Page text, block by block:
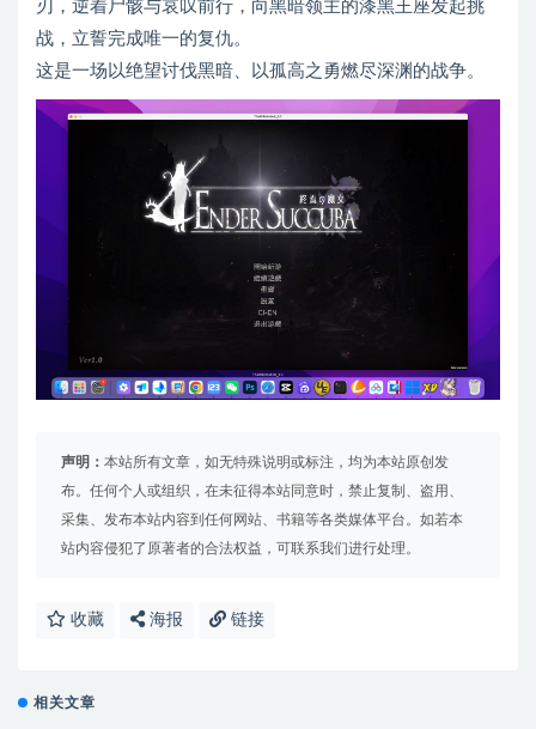
刃，逆着尸骸与哀叹前行，向黑暗领主的漆黑王座发起挑
战，立誓完成唯一的复仇。
这是一场以绝望讨伐黑暗、以孤高之勇燃尽深渊的战争。
声明： 本站所有文章，如无特殊说明或标注，均为本站原创发
布。任何个人或组织，在未征得本站同意时，禁止复制、盗用、
采集、发布本站内容到任何网站、书籍等各类媒体平台。如若本
站内容侵犯了原著者的合法权益，可联系我们进行处理。
收藏 海报 链接
相关文章